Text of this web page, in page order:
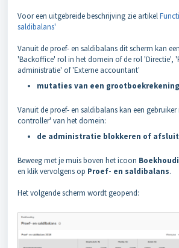
Voor een uitgebreide beschrijving zie artikel
saldibalans'
Vanuit de proef- en saldibalans dit scherm kan
'Backoffice' rol in het domein of de rol 'Directie',
administratie' of 'Externe accountant'
mutaties van een
Vanuit de proef- en saldibalans kan een
controller' van het domein:
de administratie blokkeren of
Beweeg met je muis boven het icoon
en klik vervolgens op Proef- en saldibalans.
Het volgende scherm wordt geopend: